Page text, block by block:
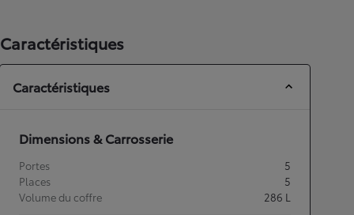
Caractéristiques
Caractéristiques
Dimensions & Carrosserie
Portes
5
Places
5
Volume du coffre
286 L